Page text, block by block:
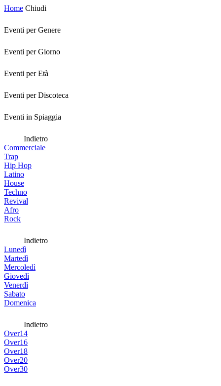
Home Chiudi
Eventi per Genere
Eventi per Giorno
Eventi per Età
Eventi per Discoteca
Eventi in Spiaggia
Indietro
Commerciale
Trap
Hip Hop
Latino
House
Techno
Revival
Afro
Rock
Indietro
Lunedì
Martedì
Mercoledì
Giovedì
Venerdì
Sabato
Domenica
Indietro
Over14
Over16
Over18
Over20
Over30